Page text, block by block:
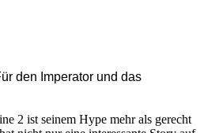
den Imperator und das
2 ist seinem Hype mehr als gerecht